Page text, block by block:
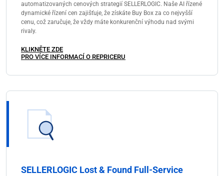
automatizovaných cenových strategií SELLERLOGIC. Naše AI řízené
dynamické řízení cen zajišťuje, že získáte Buy Box za co nejvyšší
cenu, což zaručuje, že vždy máte konkurenční výhodu nad svými
rivaly.
KLIKNĚTE ZDE
PRO VÍCE INFORMACÍ O REPRICERU
SELLERLOGIC Lost & Found Full-Service